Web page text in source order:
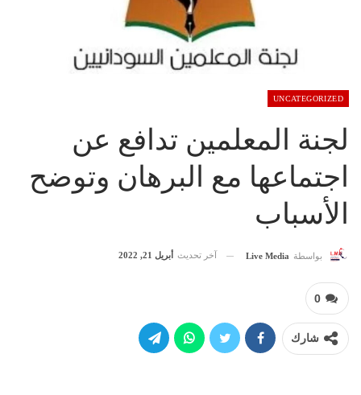
UNCATEGORIZED
لجنة المعلمين تدافع عن
اجتماعها مع البرهان وتوضح
الأسباب
بواسطة Live Media آخر تحديث أبريل 21, 2022
0
شارك